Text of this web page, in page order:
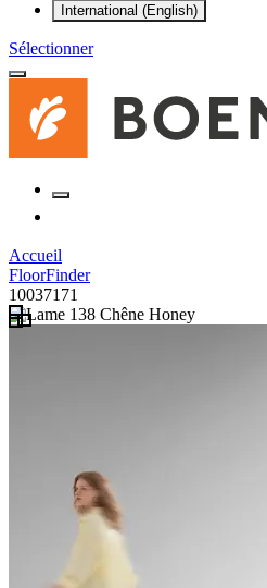
International (English)
Sélectionner
Accueil
FloorFinder
10037171